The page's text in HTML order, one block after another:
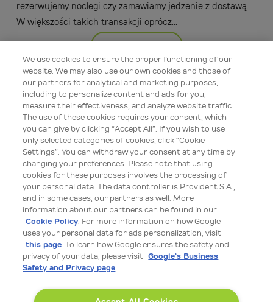
rezerwujemy noclegi czy zamawiamy jedzenie z dostawą.
W większości takich transakcji oprócz...
Więcej
Edukacja bezpieczeństwa
08 lip 2026 09:00
Hasła, MFA i biometria: proste kroki, by lepiej chronić
swoje finanse
Bankowość internetowa, usługi finansowe i zakupy online
We use cookies to ensure the proper functioning of our
website. We may also use our own cookies and those of
our partners for analytical and marketing purposes,
including to personalize content and ads for you,
measure their effectiveness, and analyze website traffic.
The use of these cookies requires your consent, which
you can give by clicking “Accept All”. If you wish to use
only selected categories of cookies, click “Cookie
Settings”. You can withdraw your consent at any time by
changing your preferences. Please note that using
cookies for these purposes involves the processing of
your personal data. The data controller is Provident S.A.,
and in some cases, our partners as well. More
information about our partners can be found in our
Cookie Policy. For more information on how Google
uses your personal data for ads personalization, visit
this page. To learn how Google ensures the safety and
privacy of your data, please visit Google’s Business
Safety and Privacy page.